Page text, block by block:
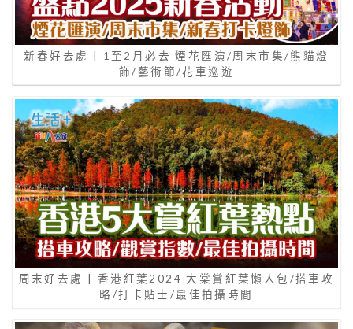
新春好去處 | 1至2月必去 煙花匯演/周末市集/熊貓燈
飾/藝術節/花車巡遊
周末好去處 | 香港紅葉2024 大棠賞紅葉懶人包/搭車攻
略/打卡貼士/最佳拍攝時間